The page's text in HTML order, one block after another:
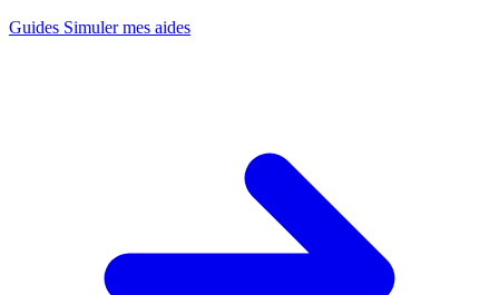
Guides Simuler mes aides